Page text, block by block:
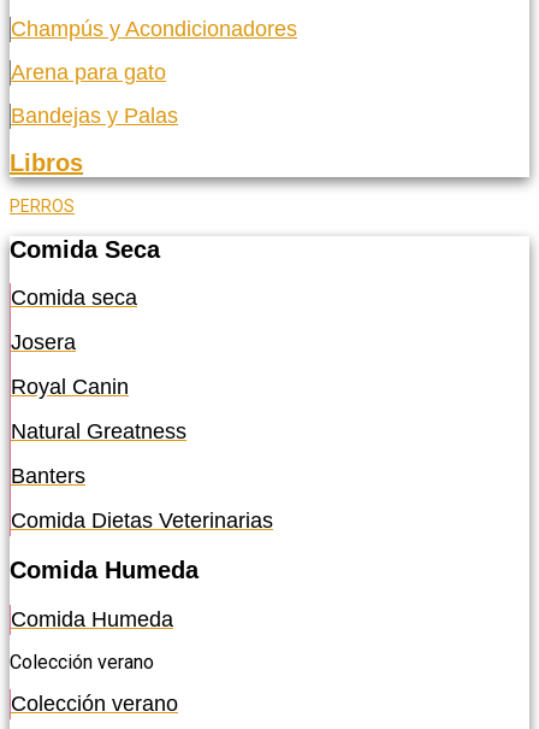
Champús y Acondicionadores
Arena para gato
Bandejas y Palas
Libros
PERROS
Comida Seca
Comida seca
Josera
Royal Canin
Natural Greatness
Banters
Comida Dietas Veterinarias
Comida Humeda
Comida Humeda
Colección verano
Colección verano